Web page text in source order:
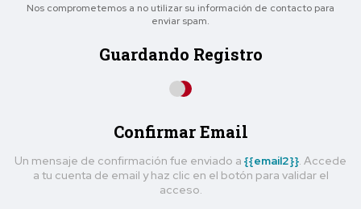
Nos comprometemos a no utilizar su información de contacto para
enviar spam.
Guardando Registro
Confirmar Email
Un mensaje de confirmación fue enviado a {{email2}}. Accede
a tu cuenta de email y haz clic en el botón para validar el
acceso.